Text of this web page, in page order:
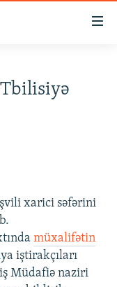
xarici səfərini
müxalifətin
iştirakçıları
Müdafiə naziri